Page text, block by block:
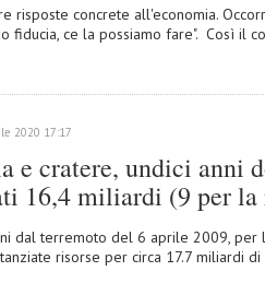
risposte concrete all'economia.
fiducia, ce la possiamo fare". Così il
2020 17:17
e cratere, undici anni
16,4 miliardi (9 per
dal terremoto del 6 aprile 2009,
risorse per circa 17.7 miliardi